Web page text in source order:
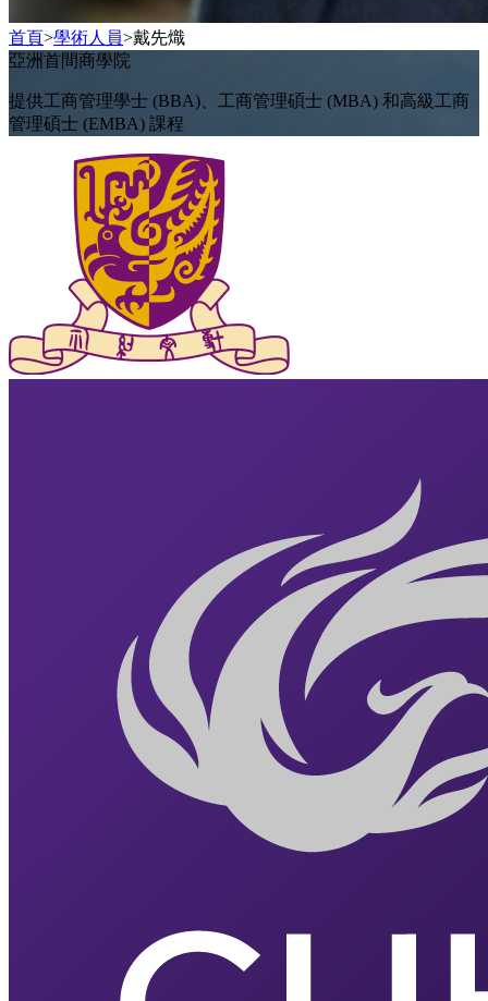
首頁>學術人員>戴先熾
亞洲首間商學院
提供工商管理學士 (BBA)、工商管理碩士 (MBA) 和高級工商
管理碩士 (EMBA) 課程